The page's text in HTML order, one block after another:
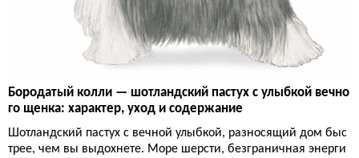
Бородатый колли — шотландский пастух с улыбкой вечно
го щенка: характер, уход и содержание
Шотландский пастух с вечной улыбкой, разносящий дом быс
трее, чем вы выдохнете. Море шерсти, безграничная энерги